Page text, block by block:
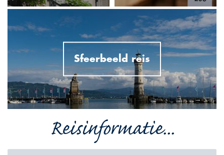
Sfeerbeeld reis
Reisinformatie...